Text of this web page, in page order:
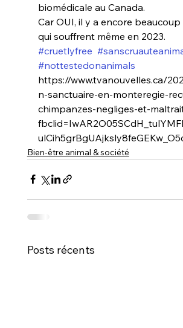
biomédicale au Canada.
Car OUI, il y a encore beaucoup
qui souffrent même en 2023.
#cruetlyfree
#nottestedonanimals
https://www.tvanouvelles.ca/
n-sanctuaire-en-monteregie-
chimpanzes-negliges-et-
Bien-être animal & société
Posts récents